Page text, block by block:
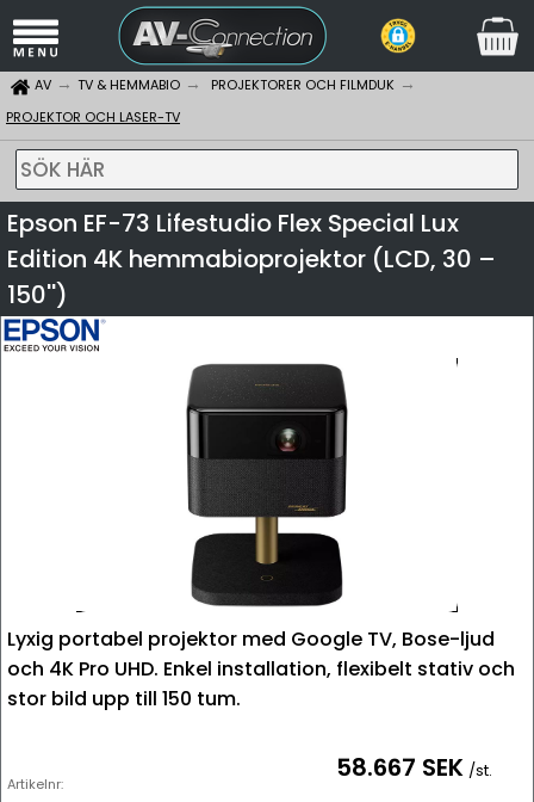
AV TV & HEMMABIO
PROJEKTORER OCH FILMDUK
PROJEKTOR OCH LASER-TV
SÖK HÄR
Epson EF-73 Lifestudio Flex Special Lux
Edition 4K hemmabioprojektor (LCD, 30 –
150'')
Lyxig portabel projektor med Google TV, Bose-ljud
och 4K Pro UHD. Enkel installation, flexibelt stativ och
stor bild upp till 150 tum.
Artikelnr: 58.667 SEK /st.